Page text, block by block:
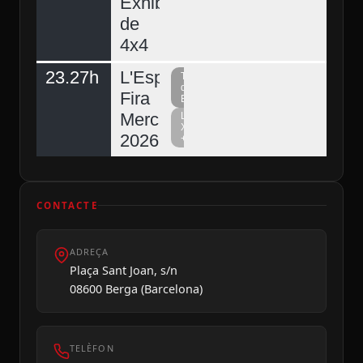
de
4x4
23.27h
L'Espunyola,
Fira
Mercat
2026
Televisió
del
Berguedà
La
Xarxa
+
CONTACTE
ADREÇA
Plaça Sant Joan, s/n
08600 Berga (Barcelona)
TELÈFON